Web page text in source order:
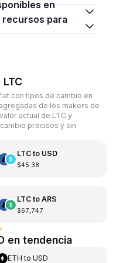
con tipos de cambio en
de los makers de
actual de LTC y
precisos y sin
LTCto USD
$45.38
LTCto ARS
$67,747
en tendencia
ETH toUSD